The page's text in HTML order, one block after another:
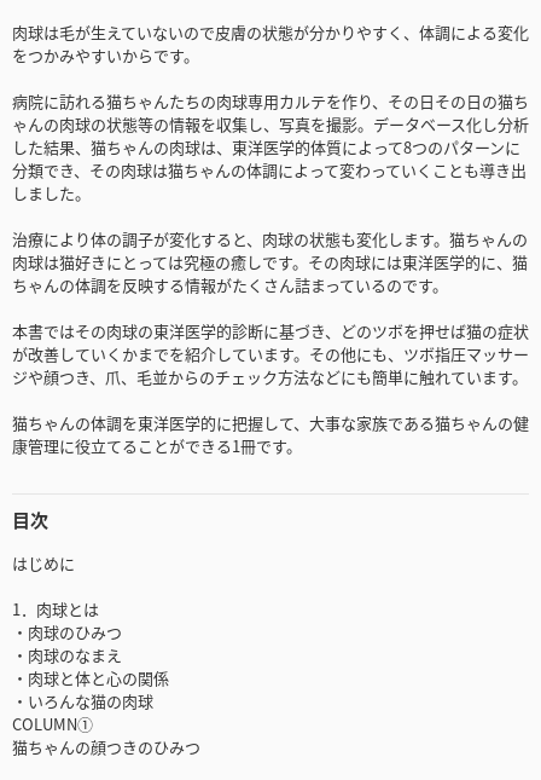
肉球は毛が生えていないので皮膚の状態が分かりやすく、体調による変化
をつかみやすいからです。
病院に訪れる猫ちゃんたちの肉球専用カルテを作り、その日その日の猫ち
ゃんの肉球の状態等の情報を収集し、写真を撮影。データベース化し分析
した結果、猫ちゃんの肉球は、東洋医学的体質によって8つのパターンに
分類でき、その肉球は猫ちゃんの体調によって変わっていくことも導き出
しました。
治療により体の調子が変化すると、肉球の状態も変化します。猫ちゃんの
肉球は猫好きにとっては究極の癒しです。その肉球には東洋医学的に、猫
ちゃんの体調を反映する情報がたくさん詰まっているのです。
本書ではその肉球の東洋医学的診断に基づき、どのツボを押せば猫の症状
が改善していくかまでを紹介しています。その他にも、ツボ指圧マッサー
ジや顔つき、爪、毛並からのチェック方法などにも簡単に触れています。
猫ちゃんの体調を東洋医学的に把握して、大事な家族である猫ちゃんの健
康管理に役立てることができる1冊です。
目次
はじめに
1．肉球とは
・肉球のひみつ
・肉球のなまえ
・肉球と体と心の関係
・いろんな猫の肉球
COLUMN①
猫ちゃんの顔つきのひみつ